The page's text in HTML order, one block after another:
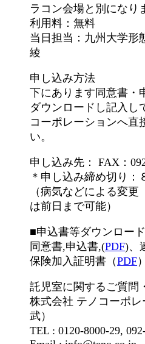
ラコン会場と別になり
利用料：無料
当日担当：九州大学
綾
申し込み方法
下にあります同意書・
ダウンロードし記入し
コーポレーションへ直
い。
申し込み先： FAX：
＊申し込み締め切り：
（病気などによる変更
は前日まで可能）
■申込書等ダウンロード
同意書,申込書,(PDF)、
保険加入証明書（PDF）
託児室に関するご質問
株式会社 テノコーポ
武）
TEL : 0120-8000-29,